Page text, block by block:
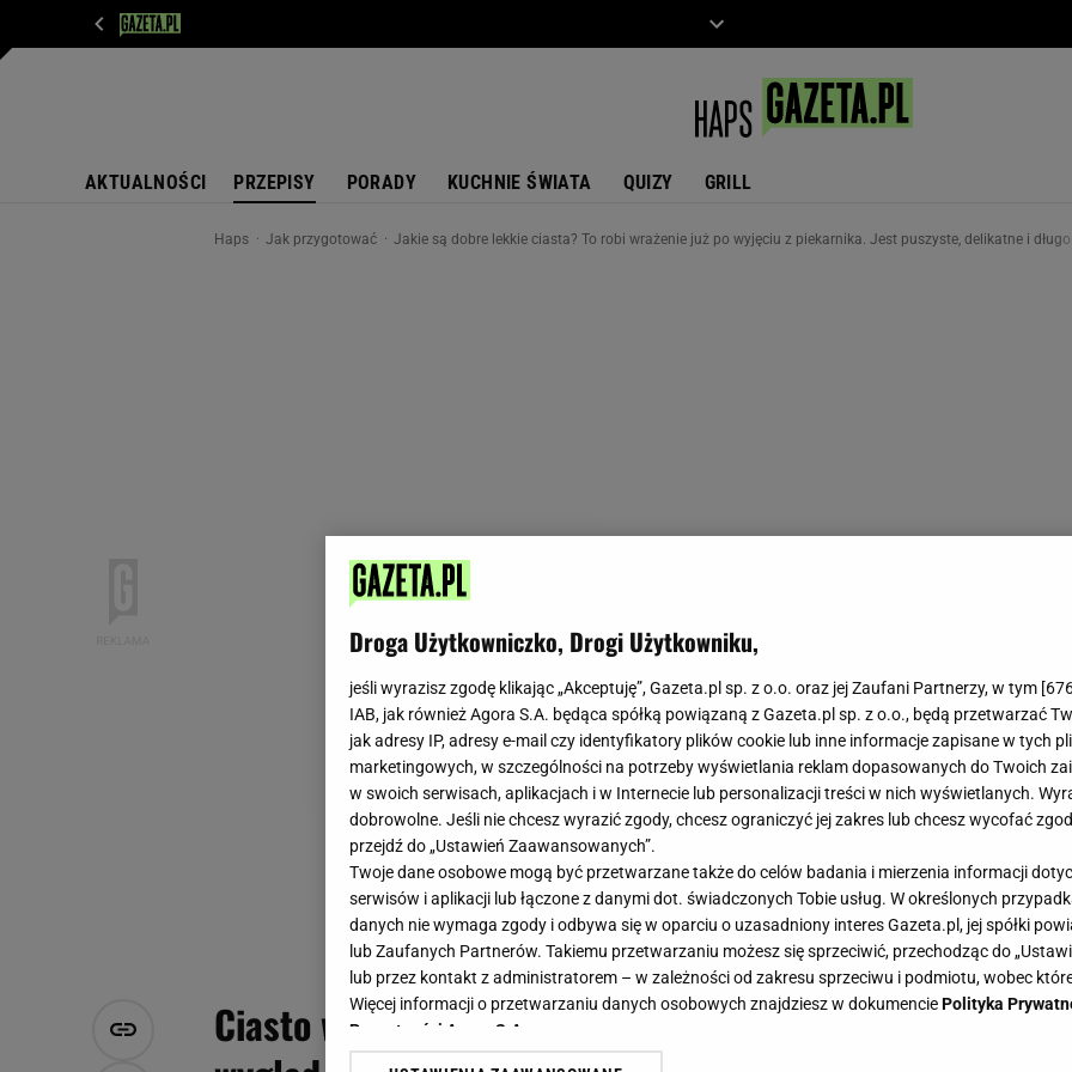
AKTUALNOŚCI PRZEPISY PORADY KUCHNIE ŚWIATA QUIZY GRILL
Haps Jak przygotować Jakie są dobre lekkie ciasta? To robi wrażenie już po wyjęciu z piekarnika. Jest puszyste, delikatne i
Ciasto wełniane robię zamiast chałki i drożdżówki. Za
Droga Użytkowniczko, Drogi Użytkowniku,
jeśli wyrazisz zgodę klikając „Akceptuję”, Gazeta.pl sp. z o.o. oraz jej Zaufani Partnerzy, w tym [
IAB, jak również Agora S.A. będąca spółką powiązaną z Gazeta.pl sp. z o.o., będą przetwarzać
jak adresy IP, adresy e-mail czy identyfikatory plików cookie lub inne informacje zapisane w tych
marketingowych, w szczególności na potrzeby wyświetlania reklam dopasowanych do Twoich
w swoich serwisach, aplikacjach i w Internecie lub personalizacji treści w nich wyświetlanych.
dobrowolne. Jeśli nie chcesz wyrazić zgody, chcesz ograniczyć jej zakres lub chcesz wycofać
przejdź do „Ustawień Zaawansowanych”.
Twoje dane osobowe mogą być przetwarzane także do celów badania i mierzenia informacji
serwisów i aplikacji lub łączone z danymi dot. świadczonych Tobie usług. W określonych
danych nie wymaga zgody i odbywa się w oparciu o uzasadniony interes Gazeta.pl, jej spółki
lub Zaufanych Partnerów. Takiemu przetwarzaniu możesz się sprzeciwić, przechodząc do
lub przez kontakt z administratorem – w zależności od zakresu sprzeciwu i podmiotu, wobec
Więcej informacji o przetwarzaniu danych osobowych znajdziesz w dokumenciePolityka
Prywatności Agora S.A.